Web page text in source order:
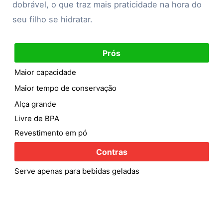
dobrável, o que traz mais praticidade na hora do
seu filho se hidratar.
Prós
Maior capacidade
Maior tempo de conservação
Alça grande
Livre de BPA
Revestimento em pó
Contras
Serve apenas para bebidas geladas